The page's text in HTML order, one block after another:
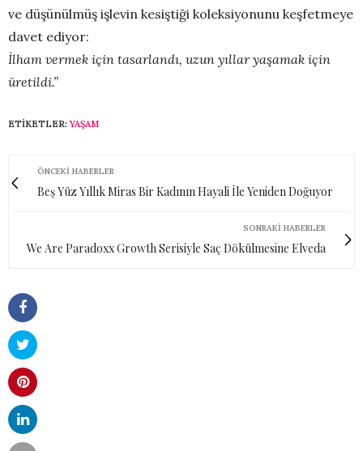
ve düşünülmüş işlevin kesiştiği koleksiyonunu keşfetmeye
davet ediyor:
İlham vermek için tasarlandı, uzun yıllar yaşamak için
üretildi.”
ETIKETLER:YAŞAM
ÖNCEKI HABERLER
Beş Yüz Yıllık Miras Bir Kadının Hayali İle Yeniden Doğuyor
SONRAKI HABERLER
We Are Paradoxx Growth Serisiyle Saç Dökülmesine Elveda